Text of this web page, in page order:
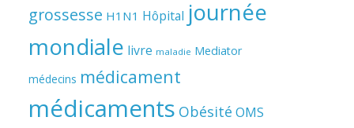
grossesse H1N1 Hôpital journée
mondiale livre maladie Mediator
médecins médicament
médicaments Obésité OMS